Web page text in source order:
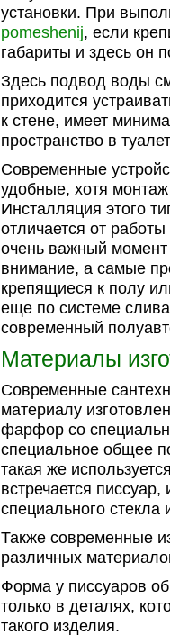
установки. При
pomeshenij, если
габариты и здесь он
Здесь подвод воды
приходится
к стене, имеет
пространство в
Современные
удобные, хотя
Инсталляция этого
отличается от
очень важный момент
внимание, а самые
крепящиеся к полу
еще по системе
современный
Материалы
Современные
материалу
фарфор со
специальное общее
такая же
встречается
специального стекла
Также современные
различных
Форма у писсуаров
только в деталях,
такого изделия.